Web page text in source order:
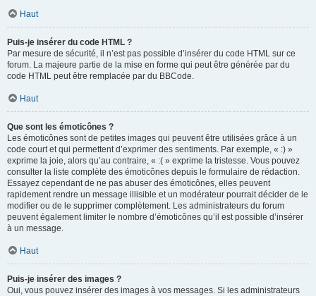
Haut
Puis-je insérer du code HTML ?
Par mesure de sécurité, il n’est pas possible d’insérer du code HTML sur ce
forum. La majeure partie de la mise en forme qui peut être générée par du
code HTML peut être remplacée par du BBCode.
Haut
Que sont les émoticônes ?
Les émoticônes sont de petites images qui peuvent être utilisées grâce à un
code court et qui permettent d’exprimer des sentiments. Par exemple, « :) »
exprime la joie, alors qu’au contraire, « :( » exprime la tristesse. Vous pouvez
consulter la liste complète des émoticônes depuis le formulaire de rédaction.
Essayez cependant de ne pas abuser des émoticônes, elles peuvent
rapidement rendre un message illisible et un modérateur pourrait décider de le
modifier ou de le supprimer complètement. Les administrateurs du forum
peuvent également limiter le nombre d’émoticônes qu’il est possible d’insérer
à un message.
Haut
Puis-je insérer des images ?
Oui, vous pouvez insérer des images à vos messages. Si les administrateurs